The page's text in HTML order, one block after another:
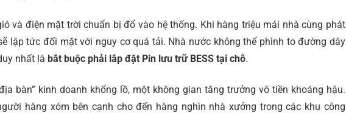
và điện mặt trời chuẩn bị đổ vào hệ thống. Khi hàng triệu mái nhà cùng phát
lập tức đối mặt với nguy cơ quá tải. Nhà nước không thể phình to đường dây
nhất là bắt buộc phải lắp đặt Pin lưu trữ BESS tại chỗ.
bàn” kinh doanh khổng lồ, một không gian tăng trưởng vô tiền khoáng hậu.
hàng xóm bên cạnh cho đến hàng nghìn nhà xưởng trong các khu công